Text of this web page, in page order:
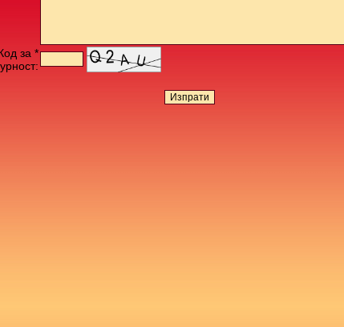
за *